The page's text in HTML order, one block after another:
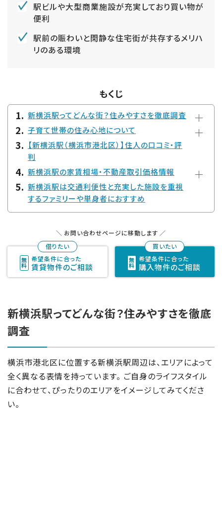
駅ビルや大型商業施設が充実しており買い物が
便利
駅前の賑わいと閑静な住宅街が共存するメリハ
リのある環境
もくじ
新横浜駅ってどんな街？住みやすさを徹底調査
子育て世帯の住み心地について
【新横浜駅（横浜市港北区）】住人の口コミ・評
判
新横浜駅の家賃相場・不動産取引価格情報
新横浜駅は交通利便性と充実した施設を重視
するファミリーや単身者におすすめ
お問い合わせページに移動します
希望条件に合った
賃貸物件のご相談
希望条件に合った
購入物件のご相談
新横浜駅ってどんな街？住みやすさを徹底
調査
横浜市港北区に位置する新横浜駅周辺は、エリアによって
全く異なる表情を持っています。 ご自身のライフスタイル
に合わせて、ぴったりのエリアをイメージしてみてくださ
い。